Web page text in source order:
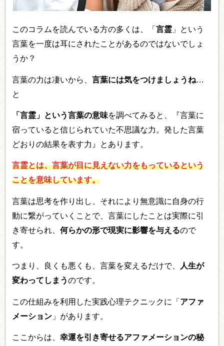
このコラムを読んでいる方の多くは、「言霊 」という
言葉を一度は耳にされたことがあるのではないでしょ
うか？
言葉の力は凄いから、言葉には気をつけましょうね…
と
「言霊」という言葉の意味を調べてみると、『言葉に
宿っていると信じられていた不思議な力。発した言葉
どおりの結果を表す力』とあります。
言霊とは、言葉が目に見えない力をもっているという
ことを意味しています。
言葉は思考を作り出し、それにより無意識に自身の行
動に繋がっていくことで、言葉にしたことは実際に引
き寄せられ、何らかの形で現実に影響を与えるので
す。
つまり、良くも悪くも、言葉を変えるだけで、
人生が
変わってしまうのです。
この仕組みを利用した実践心理テクニックに「 アファ
メーション 」があります。
ここからは、幸運を引き寄せるアファメーションの秘